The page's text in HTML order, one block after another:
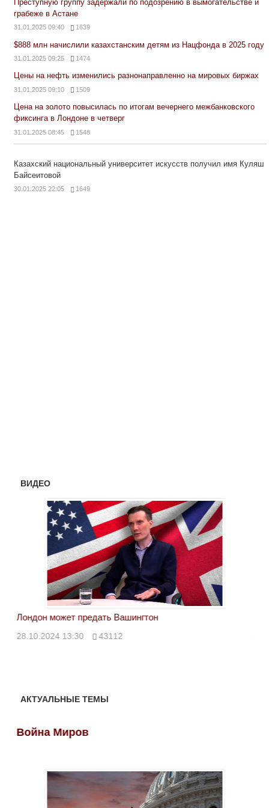
Преступную группу задержали по подозрению в вымогательстве и
грабеже в Астане
31.01.2025 09:40 1639
$888 млн начислили казахстанским детям из Нацфонда в 2025 году
31.01.2025 09:25 1474
Цены на нефть изменились разнонаправленно на мировых биржах
31.01.2025 09:10 1509
Цена на золото повысилась по итогам вечернего межбанковского
фиксинга в Лондоне в четверг
31.01.2025 08:45 1548
Казахский национальный университет искусств получил имя Куляш
Байсеитовой
30.01.2025 22:05 1649
ВИДЕО
Лондон может предать Вашингтон
28.10.2024 13:30 43112
АКТУАЛЬНЫЕ ТЕМЫ
Война Миров